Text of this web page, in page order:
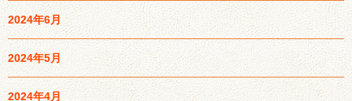
2024年6月
2024年5月
2024年4月